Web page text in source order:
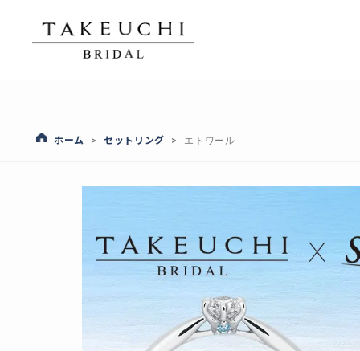
ホーム > セットリング > エトワール